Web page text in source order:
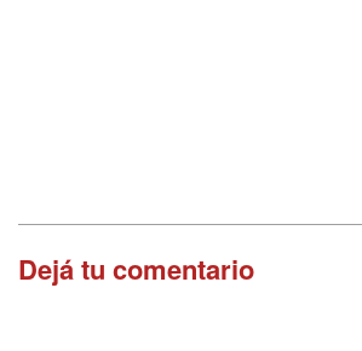
Dejá tu comentario